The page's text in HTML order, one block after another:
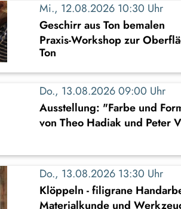
Mi., 12.08.2026 10:30 Uhr
Geschirr aus Ton bemalen
Praxis-Workshop zur
Ton
Do., 13.08.2026 09:00 Uhr
Ausstellung: "Farbe und
von Theo Hadiak und Peter
Do., 13.08.2026 13:30 Uhr
Klöppeln - filigrane
Materialkunde und